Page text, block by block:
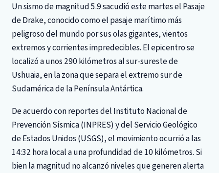
Un sismo de magnitud 5.9 sacudió este martes el Pasaje
de Drake, conocido como el pasaje marítimo más
peligroso del mundo por sus olas gigantes, vientos
extremos y corrientes impredecibles. El epicentro se
localizó a unos 290 kilómetros al sur-sureste de
Ushuaia, en la zona que separa el extremo sur de
Sudamérica de la Península Antártica.
De acuerdo con reportes del Instituto Nacional de
Prevención Sísmica (INPRES) y del Servicio Geológico
de Estados Unidos (USGS), el movimiento ocurrió a las
14:32 hora local a una profundidad de 10 kilómetros. Si
bien la magnitud no alcanzó niveles que generen alerta